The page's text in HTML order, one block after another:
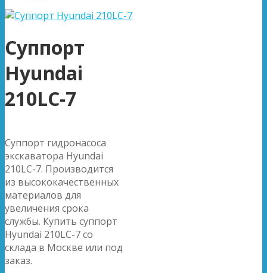
Суппорт
Hyundai
210LC-7
Суппорт гидронасоса
экскаватора Hyundai
210LC-7. Производится
из высококачественных
материалов для
увеличения срока
службы. Купить суппорт
Hyundai 210LC-7 со
склада в Москве или под
заказ.